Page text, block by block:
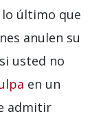
lo último que
anulen su
usted no
en un
admitir